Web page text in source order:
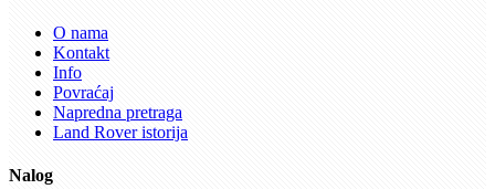
O nama
Kontakt
Info
Povraćaj
Napredna pretraga
Land Rover istorija
Nalog